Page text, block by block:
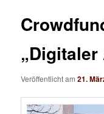
Veröffentlicht am21.